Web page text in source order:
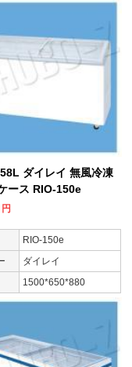
ダイレイ 無風冷凍
ース RIO-150e
円
RIO-150e
ダイレイ
1500*650*880